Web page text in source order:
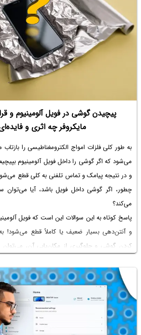
توضیحاتی ارائه می کنیم.
پیچیدن گوشی در فویل آلومینیوم و
مایکروفر چه اثری و
به طور کلی فلزات امواج الکترومغناطیسی را
می‌شود که اگر گوشی را داخل فویل آلومینیوم
و در نتیجه پیامک و تماس تلفنی به کلی قطع
چطور، اگر گوشی داخل فویل باشد، آیا می‌توان
می‌کند؟
پاسخ کوتاه به این سوالات این است که فویل
و آنتن‌دهی بسیار ضعیف یا کاملاً قطع می‌شود!
کردن گوشی و جلوگیری از مکان‌یابی آن، می‌توان
گوشی می‌دهیم. با سیاره‌ی آی‌تی همراه باشید.